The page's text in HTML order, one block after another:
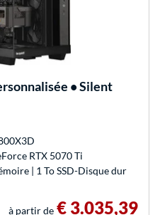
• Silent
RTX 5070 Ti
| 1 To SSD-Disque dur
à partir de € 3.035,39